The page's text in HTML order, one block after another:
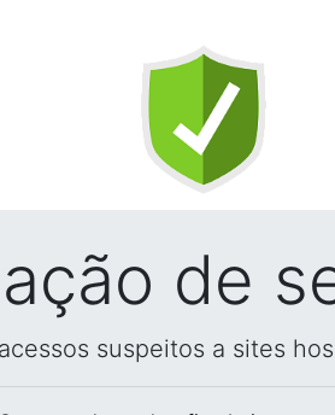
de
suspeitos a sites